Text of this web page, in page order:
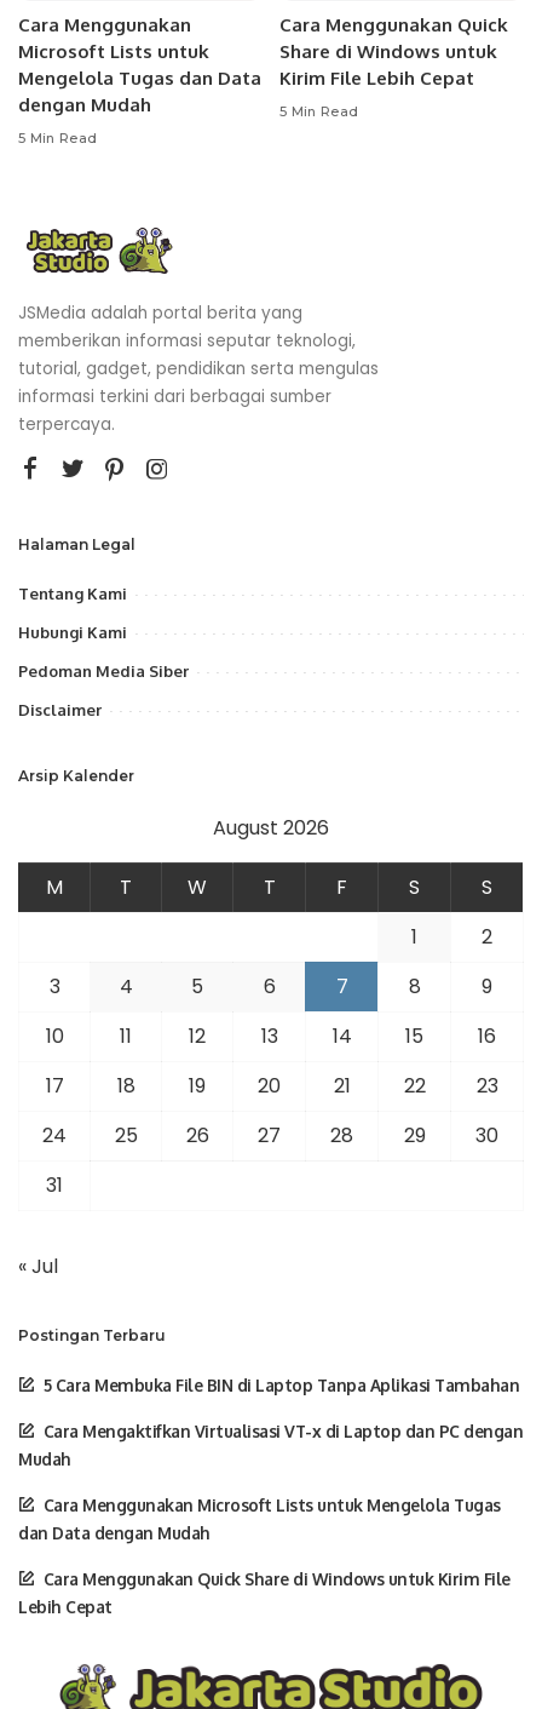
Cara Menggunakan
Microsoft Lists untuk
Mengelola Tugas dan Data
dengan Mudah
5 Min Read
Cara Menggunakan Quick
Share di Windows untuk
Kirim File Lebih Cepat
5 Min Read
JSMedia adalah portal berita yang
memberikan informasi seputar teknologi,
tutorial, gadget, pendidikan serta mengulas
informasi terkini dari berbagai sumber
terpercaya.
Halaman Legal
Tentang Kami
Hubungi Kami
Pedoman Media Siber
Disclaimer
Arsip Kalender
August 2026
M T W T F S
S
1
2
3
4 5 6 7 8
9
10
11 12 13 14 15
16
17
18 19 20 21 22
23
24
25 26 27 28 29
30
31
« Jul
Postingan Terbaru
5 Cara Membuka File BIN di Laptop Tanpa Aplikasi Tambahan
Cara Mengaktifkan Virtualisasi VT-x di Laptop dan PC dengan
Mudah
Cara Menggunakan Microsoft Lists untuk Mengelola Tugas
dan Data dengan Mudah
Cara Menggunakan Quick Share di Windows untuk Kirim File
Lebih Cepat